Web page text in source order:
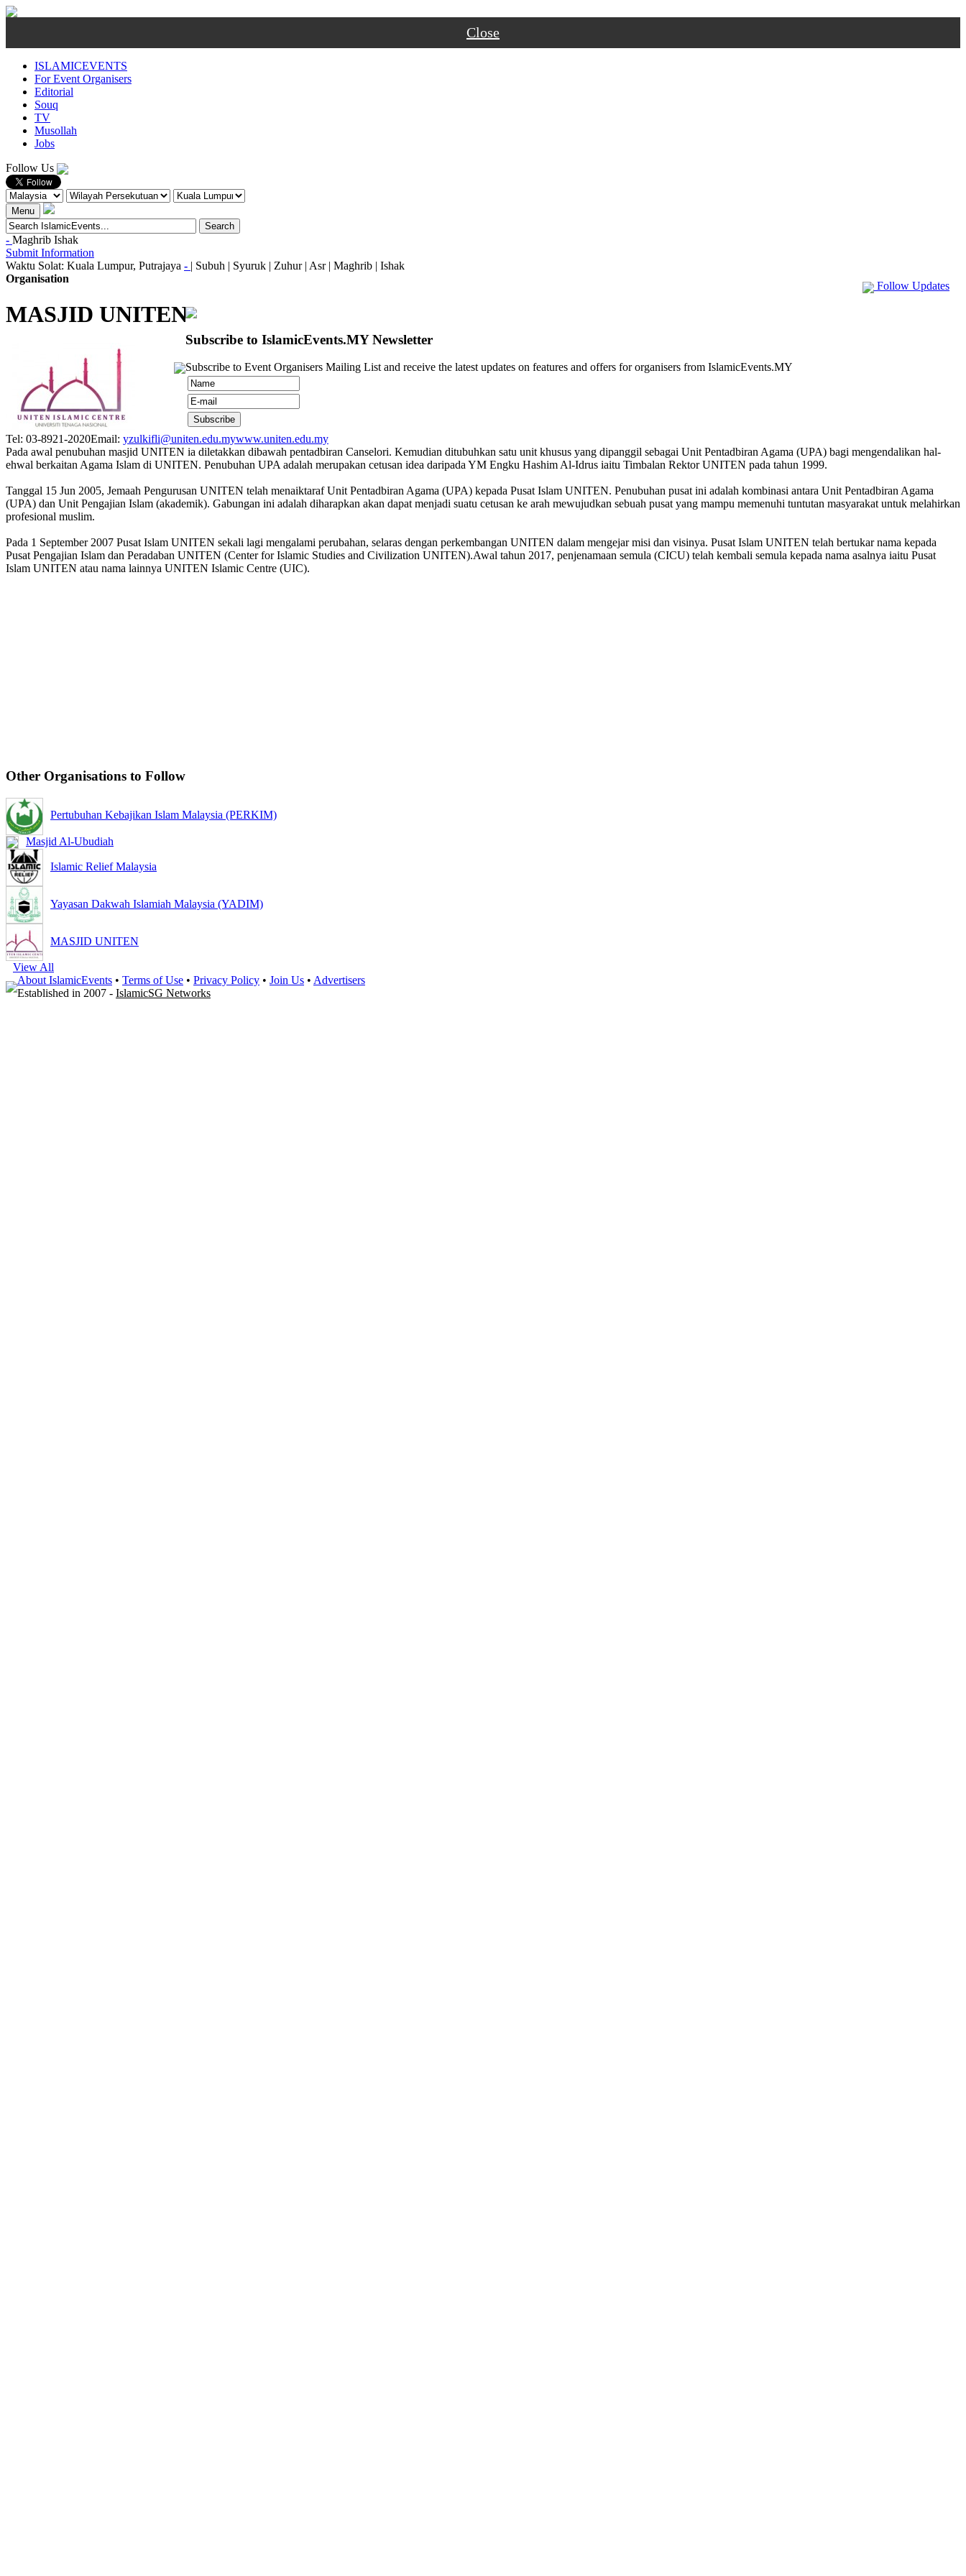
Close
ISLAMICEVENTS
For Event Organisers
Editorial
Souq
TV
Musollah
Jobs
Follow Us
Menu
- Maghrib Ishak
Submit Information
Waktu Solat: Kuala Lumpur, Putrajaya - | Subuh | Syuruk | Zuhur | Asr | Maghrib | Ishak
Follow Updates
Organisation
MASJID UNITEN
Tel: 03-8921-2020Email: yzulkifli@uniten.edu.mywww.uniten.edu.my
Pada awal penubuhan masjid UNITEN ia diletakkan dibawah pentadbiran Canselori. Kemudian ditubuhkan satu unit khusus yang dipanggil sebagai Unit Pentadbiran Agama (UPA) bagi mengendalikan hal-
ehwal berkaitan Agama Islam di UNITEN. Penubuhan UPA adalah merupakan cetusan idea daripada YM Engku Hashim Al-Idrus iaitu Timbalan Rektor UNITEN pada tahun 1999.
Tanggal 15 Jun 2005, Jemaah Pengurusan UNITEN telah menaiktaraf Unit Pentadbiran Agama (UPA) kepada Pusat Islam UNITEN. Penubuhan pusat ini adalah kombinasi antara Unit Pentadbiran Agama
(UPA) dan Unit Pengajian Islam (akademik). Gabungan ini adalah diharapkan akan dapat menjadi suatu cetusan ke arah mewujudkan sebuah pusat yang mampu memenuhi tuntutan masyarakat untuk melahirkan
profesional muslim.
Pada 1 September 2007 Pusat Islam UNITEN sekali lagi mengalami perubahan, selaras dengan perkembangan UNITEN dalam mengejar misi dan visinya. Pusat Islam UNITEN telah bertukar nama kepada
Pusat Pengajian Islam dan Peradaban UNITEN (Center for Islamic Studies and Civilization UNITEN).Awal tahun 2017, penjenamaan semula (CICU) telah kembali semula kepada nama asalnya iaitu Pusat
Islam UNITEN atau nama lainnya UNITEN Islamic Centre (UIC).
Other Organisations to Follow
Pertubuhan Kebajikan Islam Malaysia (PERKIM)
Masjid Al-Ubudiah
Islamic Relief Malaysia
Yayasan Dakwah Islamiah Malaysia (YADIM)
MASJID UNITEN
View All
About IslamicEvents • Terms of Use • Privacy Policy • Join Us • Advertisers
Established in 2007 - IslamicSG Networks
Subscribe to IslamicEvents.MY Newsletter
Subscribe to Event Organisers Mailing List and receive the latest updates on features and offers for organisers from IslamicEvents.MY